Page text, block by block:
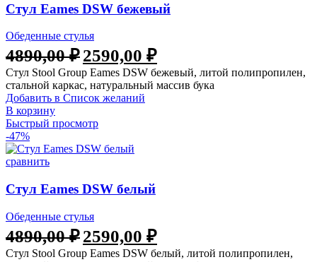
Стул Eames DSW бежевый
Обеденные стулья
4890,00₽2590,00 ₽
Стул Stool Group Eames DSW бежевый, литой полипропилен,
стальной каркас, натуральный массив бука
Добавить в Список желаний
В корзину
Быстрый просмотр
-47%
сравнить
Стул Eames DSW белый
Обеденные стулья
4890,00₽2590,00 ₽
Стул Stool Group Eames DSW белый, литой полипропилен,